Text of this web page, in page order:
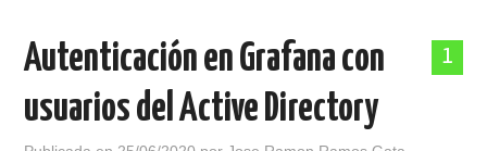
ACERCA DE
1
Autenticación en Grafana con
usuarios del Active Directory